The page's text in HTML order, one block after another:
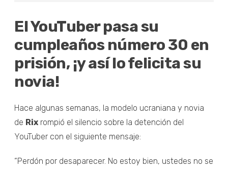
El YouTuber pasa su
cumpleaños número 30 en
prisión, ¡y así lo felicita su
novia!
Hace algunas semanas, la modelo ucraniana y novia
de Rix rompió el silencio sobre la detención del
YouTuber con el siguiente mensaje:
“Perdón por desaparecer. No estoy bien, ustedes no se